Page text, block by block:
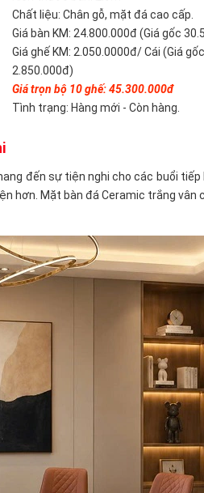
Chất liệu: Chân gỗ, mặt đá cao cấp.
Giá bàn KM: 24.800.000đ (Giá gốc
Giá ghế KM: 2.050.0000đ/ Cái (Giá gốc
2.850.000đ)
Giá trọn bộ 10 ghế: 45.300.000đ
Tình trạng: Hàng mới - Còn hàng.
đến sự tiện nghi cho các buổi
Mặt bàn đá Ceramic trắng vân